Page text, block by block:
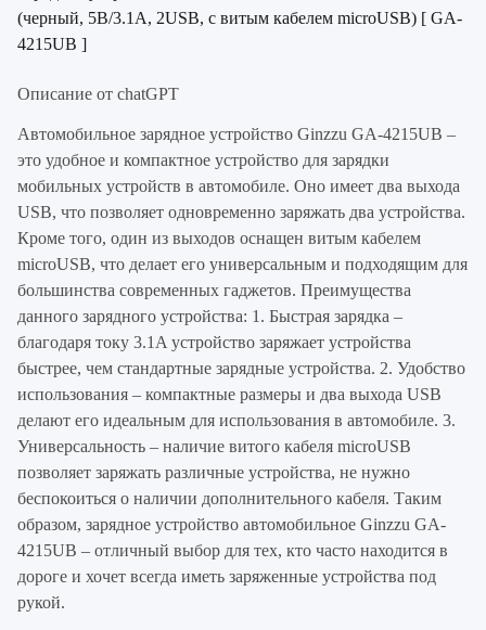
(черный, 5В/3.1A, 2USB, с витым кабелем microUSB) [ GA-
4215UB ]
Описание от chatGPT
Автомобильное зарядное устройство Ginzzu GA-4215UB –
это удобное и компактное устройство для зарядки
мобильных устройств в автомобиле. Оно имеет два выхода
USB, что позволяет одновременно заряжать два устройства.
Кроме того, один из выходов оснащен витым кабелем
microUSB, что делает его универсальным и подходящим для
большинства современных гаджетов. Преимущества
данного зарядного устройства: 1. Быстрая зарядка –
благодаря току 3.1A устройство заряжает устройства
быстрее, чем стандартные зарядные устройства. 2. Удобство
использования – компактные размеры и два выхода USB
делают его идеальным для использования в автомобиле. 3.
Универсальность – наличие витого кабеля microUSB
позволяет заряжать различные устройства, не нужно
беспокоиться о наличии дополнительного кабеля. Таким
образом, зарядное устройство автомобильное Ginzzu GA-
4215UB – отличный выбор для тех, кто часто находится в
дороге и хочет всегда иметь заряженные устройства под
рукой.